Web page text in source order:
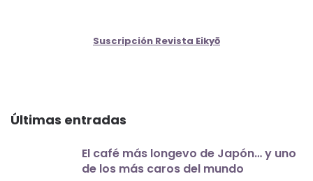
Suscripción Revista Eikyō
Últimas entradas
El café más longevo de Japón… y uno
de los más caros del mundo